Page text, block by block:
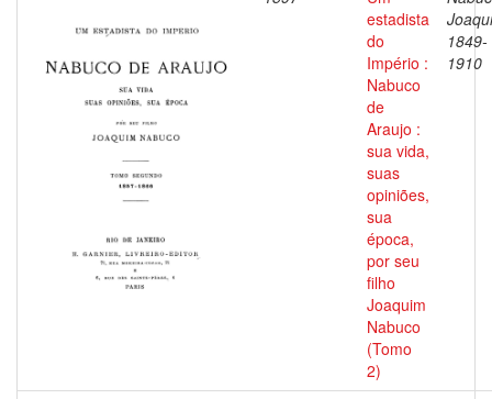
estadista
do
Império :
Nabuco
de
Araujo :
sua vida,
suas
opiniões,
sua
época,
por seu
filho
Joaquim
Nabuco
(Tomo
2)
1849-
1910